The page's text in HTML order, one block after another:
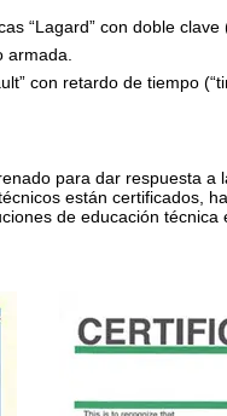
para dar respuesta a
están certificados,
de educación técnica
“Lagard” con doble
armada.
con retardo de tiempo